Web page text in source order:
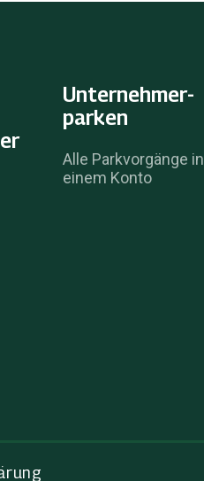
Unternehmer­
parken
Alle Parkvorgänge in
einem Konto